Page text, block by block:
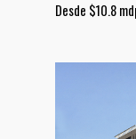
Desde $10.8